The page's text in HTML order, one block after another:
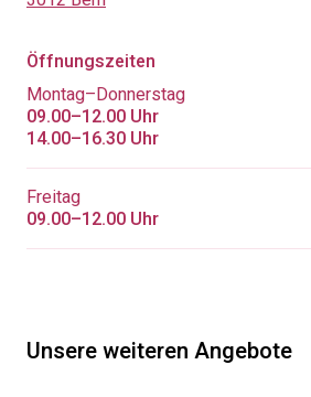
Öffnungszeiten
Montag–Donnerstag
09.00–12.00 Uhr
14.00–16.30 Uhr
Freitag
09.00–12.00 Uhr
Unsere weiteren Angebote